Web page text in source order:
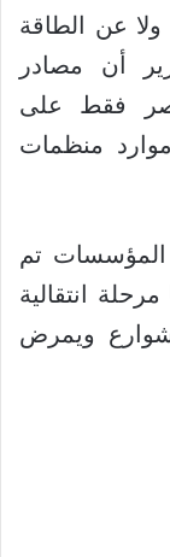
عن الطاقة
أن مصادر
فقط على
منظمات
المؤسسات تم
انتقالية
ويمرض